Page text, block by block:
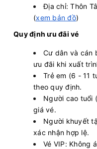
Địa chỉ: Thôn
(xem bản đồ)
Quy định ưu đãi vé
Cư dân và cán
ưu đãi khi xuất
Trẻ em (6 - 11
theo quy định.
Người cao tuổi
giá vé.
Người khuyết
xác nhận hợp lệ.
Vé VIP: Không